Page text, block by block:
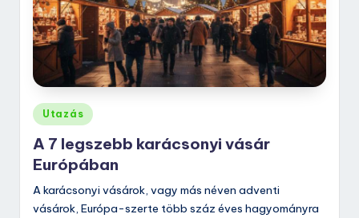
Posted
in
Utazás
A 7 legszebb karácsonyi vásár
Európában
A karácsonyi vásárok, vagy más néven adventi
vásárok, Európa-szerte több száz éves hagyományra